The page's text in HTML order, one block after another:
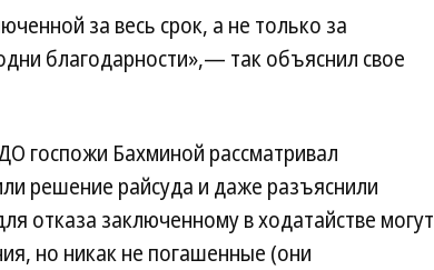
за весь срок, а не только за
благодарности»,— так объяснил свое
госпожи Бахминой рассматривал
решение райсуда и даже разъяснили
отказа заключенному в ходатайстве могут
но никак не погашенные (они